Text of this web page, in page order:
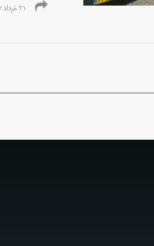
۲۱ خرداد ۱۳۹۷